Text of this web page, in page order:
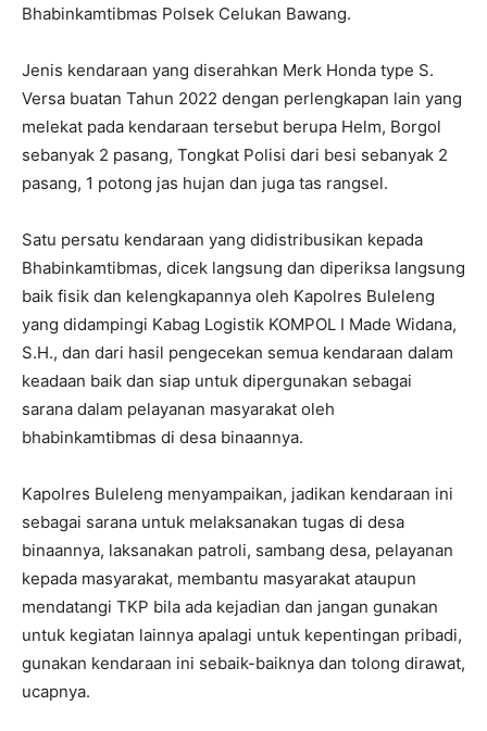
Bhabinkamtibmas Polsek Celukan Bawang.
Jenis kendaraan yang diserahkan Merk Honda type S.
Versa buatan Tahun 2022 dengan perlengkapan lain yang
melekat pada kendaraan tersebut berupa Helm, Borgol
sebanyak 2 pasang, Tongkat Polisi dari besi sebanyak 2
pasang, 1 potong jas hujan dan juga tas rangsel.
Satu persatu kendaraan yang didistribusikan kepada
Bhabinkamtibmas, dicek langsung dan diperiksa langsung
baik fisik dan kelengkapannya oleh Kapolres Buleleng
yang didampingi Kabag Logistik KOMPOL I Made Widana,
S.H., dan dari hasil pengecekan semua kendaraan dalam
keadaan baik dan siap untuk dipergunakan sebagai
sarana dalam pelayanan masyarakat oleh
bhabinkamtibmas di desa binaannya.
Kapolres Buleleng menyampaikan, jadikan kendaraan ini
sebagai sarana untuk melaksanakan tugas di desa
binaannya, laksanakan patroli, sambang desa, pelayanan
kepada masyarakat, membantu masyarakat ataupun
mendatangi TKP bila ada kejadian dan jangan gunakan
untuk kegiatan lainnya apalagi untuk kepentingan pribadi,
gunakan kendaraan ini sebaik-baiknya dan tolong dirawat,
ucapnya.